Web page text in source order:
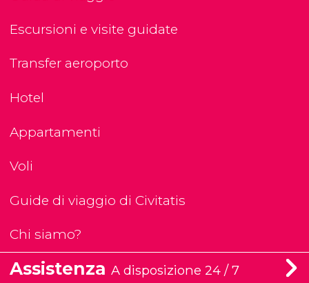
Escursioni e visite guidate
Transfer aeroporto
Hotel
Appartamenti
Voli
Guide di viaggio di Civitatis
Chi siamo?
Assistenza A disposizione 24 / 7